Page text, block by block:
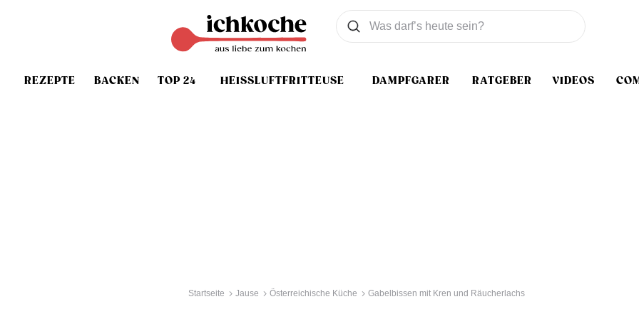
REZEPTE BACKEN TOP 24 HEISSLUFTFRITTEUSE DAMPFGARER RATGEBER VIDEOS
Was wollen Sie suchen
Suchen
Startseite Jause Österreichische Küche Gabelbissen mit Kren und Räucherlachs